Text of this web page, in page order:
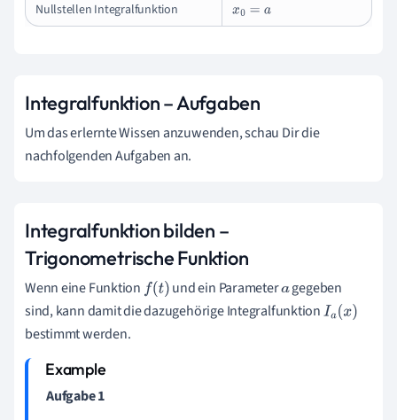
Nullstellen Integralfunktion
x0= a
Integralfunktion – Aufgaben
Um das erlernte Wissen anzuwenden, schau Dir die
nachfolgenden Aufgaben an.
Integralfunktion bilden –
Trigonometrische Funktion
Wenn eine Funktion f(t) und ein Parameteragegeben
sind, kann damit die dazugehörige IntegralfunktionIa(x)
bestimmt werden.
Aufgabe 1